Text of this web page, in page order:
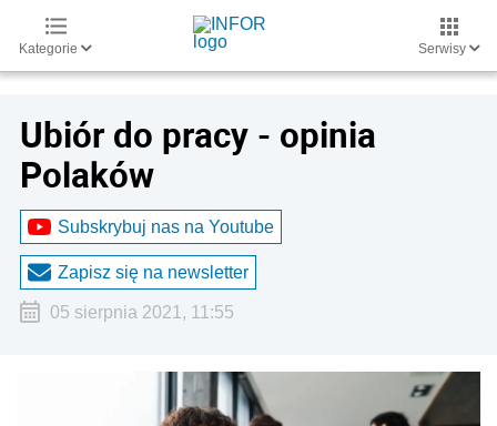
Kategorie Serwisy
Ubiór do pracy - opinia
Polaków
Subskrybuj nas na Youtube
Zapisz się na newsletter
05 sierpnia 2021, 11:55